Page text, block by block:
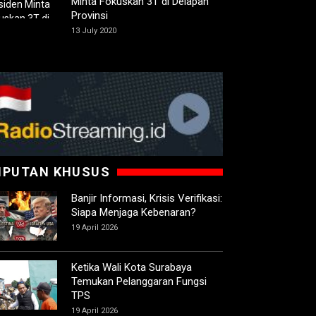
Provinsi
13 July 2020
KHUSUS
Banjir Informasi, Krisis Verifikasi:
Siapa Menjaga Kebenaran?
19 April 2026
Ketika Wali Kota Surabaya
Temukan Pelanggaran Fungsi
TPS
19 April 2026